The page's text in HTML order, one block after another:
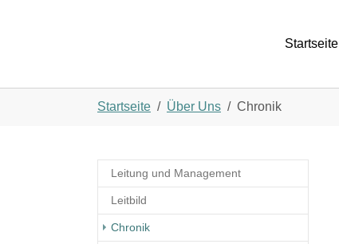
Startseite
You are here:
Startseite Über Uns Chronik
Leitung und Management
Leitbild
Chronik(current)